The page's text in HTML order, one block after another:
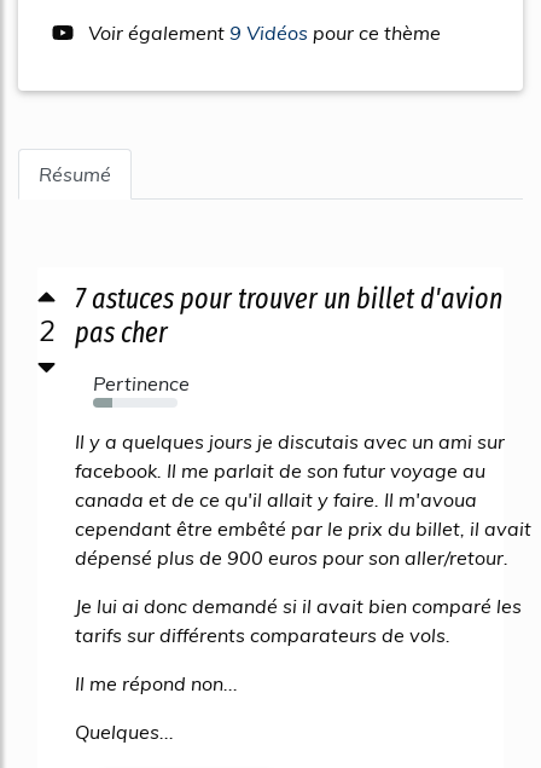
Voir également 9 Vidéos pour ce thème
Résumé
2
7 astuces pour trouver un billet d'avion
pas cher
Pertinence
23%
Il y a quelques jours je discutais avec un ami sur
facebook. Il me parlait de son futur voyage au
canada et de ce qu'il allait y faire. Il m'avoua
cependant être embêté par le prix du billet, il avait
dépensé plus de 900 euros pour son aller/retour.
Je lui ai donc demandé si il avait bien comparé les
tarifs sur différents comparateurs de vols.
Il me répond non...
Quelques...